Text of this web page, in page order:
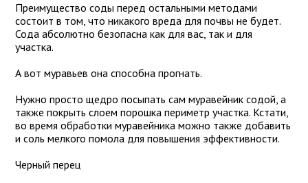
Преимущество соды перед остальными методами
состоит в том, что никакого вреда для почвы не будет.
Сода абсолютно безопасна как для вас, так и для
участка.
А вот муравьев она способна прогнать.
Нужно просто щедро посыпать сам муравейник содой, а
также покрыть слоем порошка периметр участка. Кстати,
во время обработки муравейника можно также добавить
и соль мелкого помола для повышения эффективности.
Черный перец